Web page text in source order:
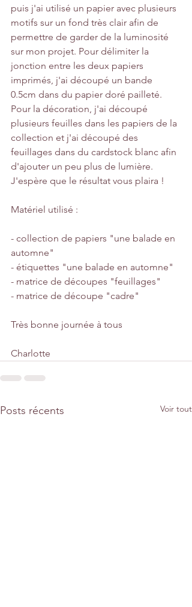
puis j'ai utilisé un papier avec plusieurs
motifs sur un fond très clair afin de
permettre de garder de la luminosité
sur mon projet. Pour délimiter la
jonction entre les deux papiers
imprimés, j'ai découpé un bande
0.5cm dans du papier doré pailleté.
Pour la décoration, j'ai découpé
plusieurs feuilles dans les papiers de la
collection et j'ai découpé des
feuillages dans du cardstock blanc afin
d'ajouter un peu plus de lumière.
J'espère que le résultat vous plaira !
Matériel utilisé :
- collection de papiers "une balade en
automne"
- étiquettes "une balade en automne"
- matrice de découpes "feuillages"
- matrice de découpe "cadre"
Très bonne journée à tous
Charlotte
Posts récents Voir tout